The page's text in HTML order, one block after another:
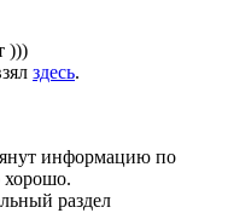
)))
здесь.
информацию по
раздел